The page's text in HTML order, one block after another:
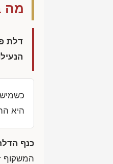
מה
דלת
היא
כנף
המשקוף